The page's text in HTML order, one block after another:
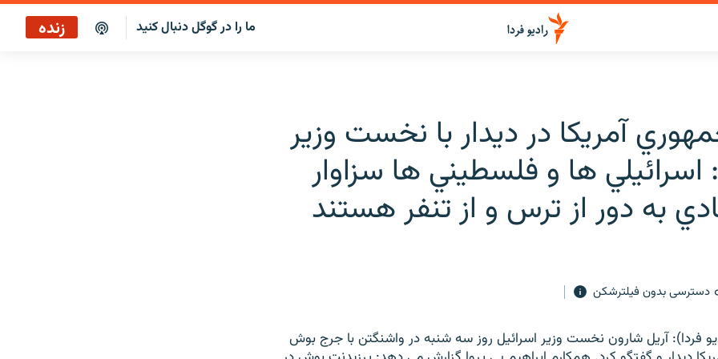
ما را در گوگل دنبال کنید زنده
آمريکا در ديدار با نخست وزير
اسرائيلي ها و فلسطيني ها سزاوار
به دور از ترس و از تنفر هستند
دسترسی بدون فیلترشکن
فردا): آريل شارون نخست وزير اسرائيل روز سه شنبه در واشنگتن با جرج بوش